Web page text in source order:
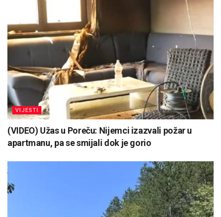
VIJESTI
(VIDEO) Užas u Poreču: Nijemci izazvali požar u
apartmanu, pa se smijali dok je gorio